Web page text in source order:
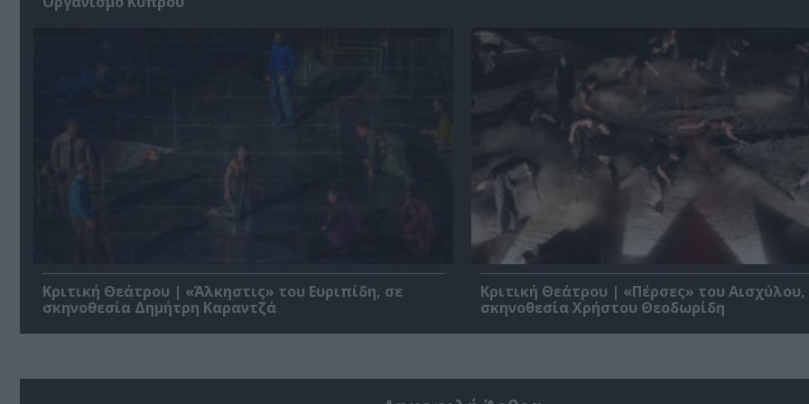
Κριτική Θεάτρου | «Άλκηστις» του Ευριπίδη, σε
σκηνοθεσία Δημήτρη Καραντζά
Κριτική Θεάτρου | «Πέρσες» του Αισχύλου,
σκηνοθεσία Χρήστου Θεοδωρίδη